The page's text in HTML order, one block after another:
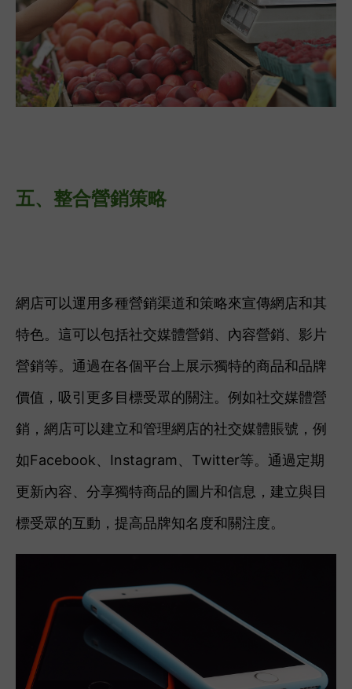
五、 整合營銷策略
網店可以運用多種營銷渠道和策略來宣傳網店和其
特色。這可以包括社交媒體營銷、內容營銷、影片
營銷等。通過在各個平台上展示獨特的商品和品牌
價值，吸引更多目標受眾的關注。例如社交媒體營
銷，網店可以建立和管理網店的社交媒體賬號，例
如Facebook、Instagram、Twitter等。通過定期
更新內容、分享獨特商品的圖片和信息，建立與目
標受眾的互動，提高品牌知名度和關注度。